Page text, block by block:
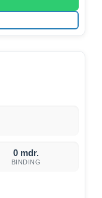
0 mdr.
BINDING